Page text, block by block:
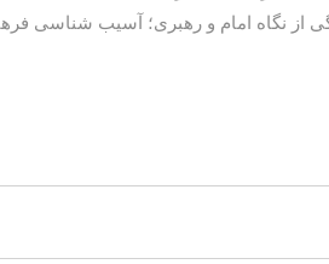
از نگاه امام و رهبری؛ آسیب شناسی